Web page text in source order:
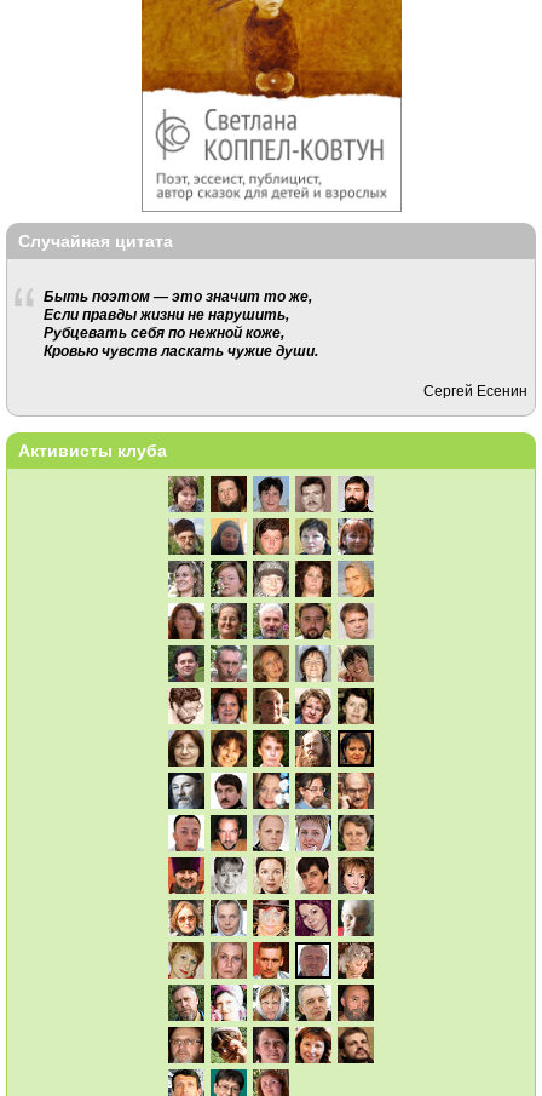
Случайная цитата
Быть поэтом — это значит то же,
Если правды жизни не нарушить,
Рубцевать себя по нежной коже,
Кровью чувств ласкать чужие души.
Сергей Есенин
Активисты клуба